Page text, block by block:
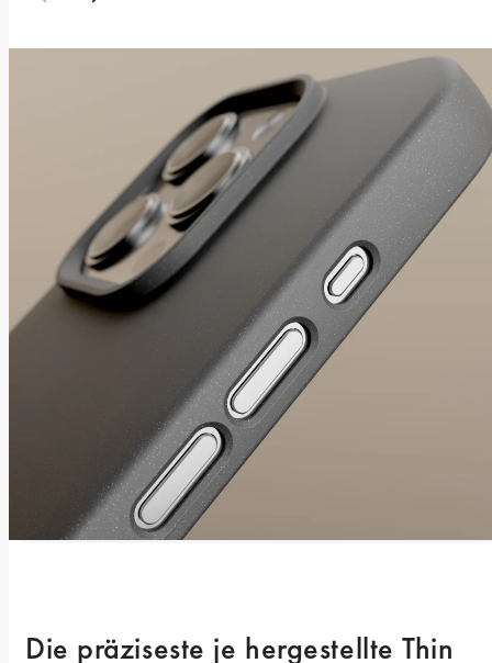
Die präziseste je hergestellte Thin